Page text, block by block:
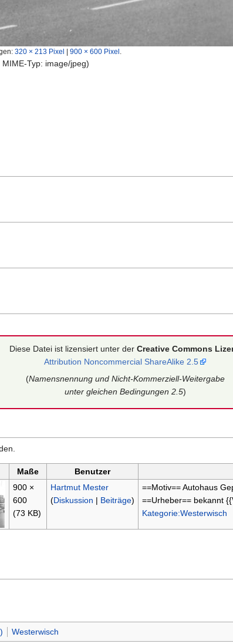
320 × 213 Pixel | 900 × 600 Pixel
Typ: image/jpeg)
Diese Datei ist lizensiert unter der Creative Commons
Attribution Noncommercial ShareAlike 2.5
(Namensnennung und Nicht-Kommerziell-Weitergabe
unter gleichen Bedingungen 2.5)
Maße Benutzer
900 ×
600
(73 KB)
Hartmut Mester
(Diskussion | Beiträge)
==Motiv== Autohaus
==Urheber== bekannt
Kategorie:Westerwisch
Westerwisch